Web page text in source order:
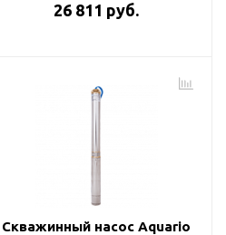
26 811 руб.
Скважинный насос Aquario